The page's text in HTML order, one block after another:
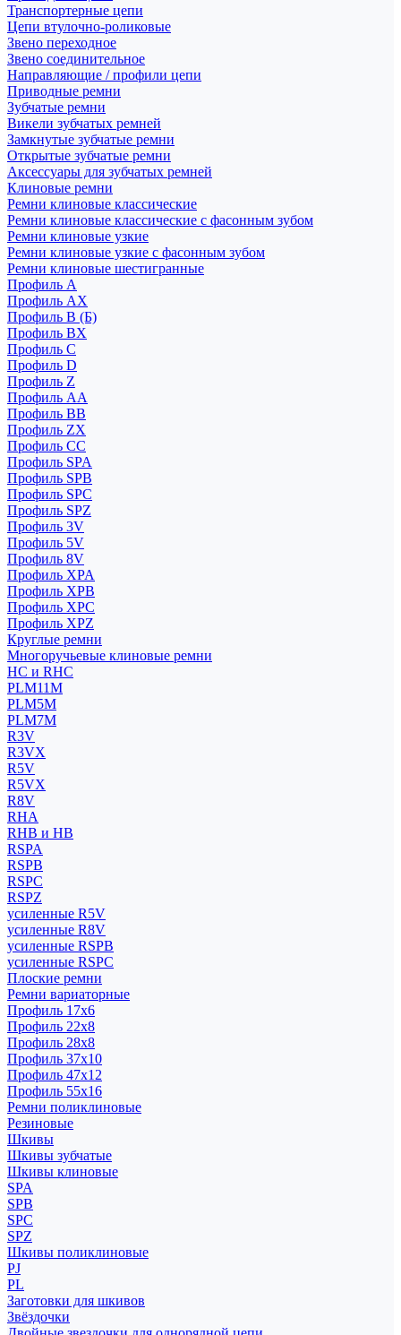
Транспортерные цепи
Цепи втулочно-роликовые
Звено переходное
Звено соединительное
Направляющие / профили цепи
Приводные ремни
Зубчатые ремни
Викели зубчатых ремней
Замкнутые зубчатые ремни
Открытые зубчатые ремни
Аксессуары для зубчатых ремней
Клиновые ремни
Ремни клиновые классические
Ремни клиновые классические с фасонным зубом
Ремни клиновые узкие
Ремни клиновые узкие с фасонным зубом
Ремни клиновые шестигранные
Профиль A
Профиль AX
Профиль B (Б)
Профиль BX
Профиль C
Профиль D
Профиль Z
Профиль АА
Профиль BB
Профиль ZX
Профиль CC
Профиль SPA
Профиль SPB
Профиль SPC
Профиль SPZ
Профиль 3V
Профиль 5V
Профиль 8V
Профиль XPA
Профиль XPB
Профиль XPC
Профиль XPZ
Круглые ремни
Многоручьевые клиновые ремни
HC и RHC
PLM11M
PLM5M
PLM7M
R3V
R3VX
R5V
R5VX
R8V
RHA
RHB и HB
RSPA
RSPB
RSPC
RSPZ
усиленные R5V
усиленные R8V
усиленные RSPB
усиленные RSPC
Плоские ремни
Ремни вариаторные
Профиль 17x6
Профиль 22x8
Профиль 28x8
Профиль 37x10
Профиль 47x12
Профиль 55x16
Ремни поликлиновые
Резиновые
Шкивы
Шкивы зубчатые
Шкивы клиновые
SPA
SPB
SPC
SPZ
Шкивы поликлиновые
PJ
PL
Заготовки для шкивов
Звёздочки